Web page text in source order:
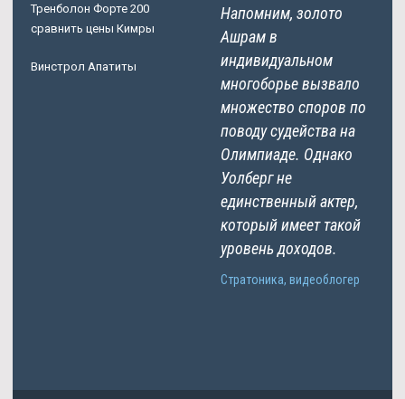
Тренболон Форте 200
сравнить цены Кимры
Винстрол Апатиты
Напомним, золото
Ашрам в
индивидуальном
многоборье вызвало
множество споров по
поводу судейства на
Олимпиаде. Однако
Уолберг не
единственный актер,
который имеет такой
уровень доходов.
Стратоника, видеоблогер